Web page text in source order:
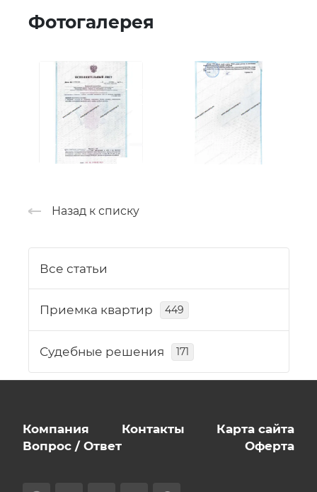
Фотогалерея
Назад к списку
Все статьи
Приемка квартир 449
Судебные решения 171
Компания Контакты
Карта сайта
Вопрос / Ответ
Оферта